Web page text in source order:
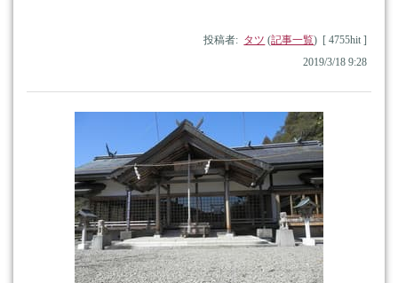
投稿者: タツ (記事一覧) [ 4755hit ]
2019/3/18 9:28